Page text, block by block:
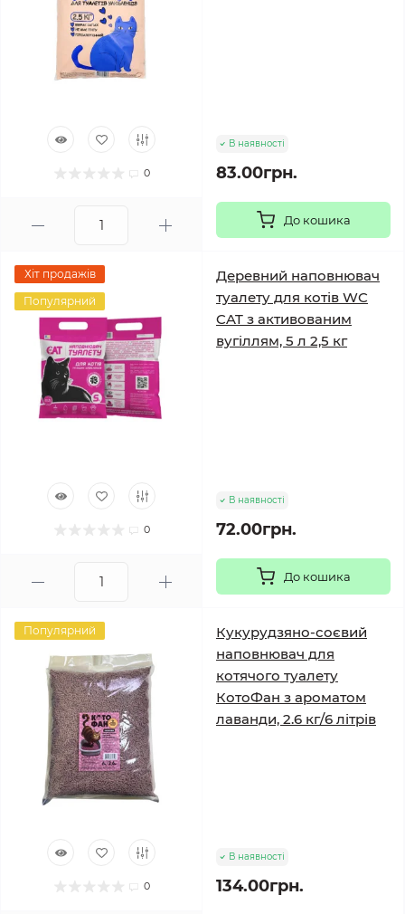
0
В наявності
83.00грн.
До кошика
Хіт продажів
Популярний
0
Деревний наповнювач
туалету для котів WC
CAT з активованим
вугіллям, 5 л 2,5 кг
В наявності
72.00грн.
До кошика
Популярний
0
Кукурудзяно-соєвий
наповнювач для
котячого туалету
КотоФан з ароматом
лаванди, 2.6 кг/6 літрів
В наявності
134.00грн.